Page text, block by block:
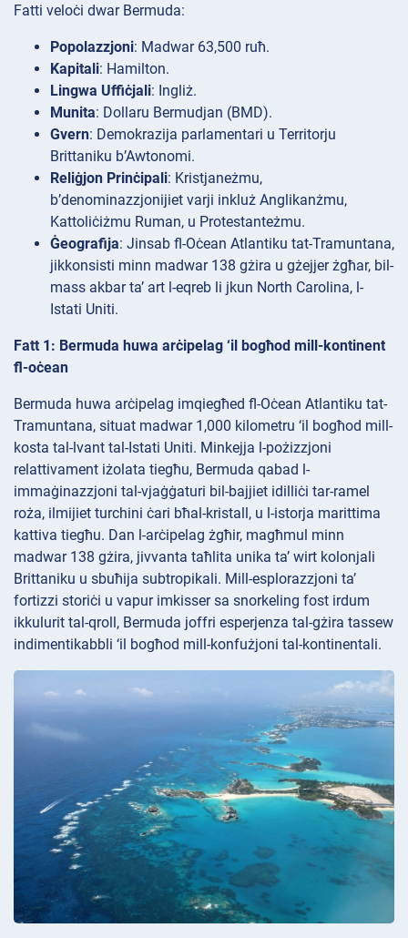
Fatti veloċi dwar Bermuda:
Popolazzjoni: Madwar 63,500 ruħ.
Kapitali: Hamilton.
Lingwa Uffiċjali: Ingliż.
Munita: Dollaru Bermudjan (BMD).
Gvern: Demokrazija parlamentari u Territorju
Brittaniku b’Awtonomi.
Reliġjon Prinċipali: Kristjaneżmu,
b’denominazzjonijiet varji inkluż Anglikanżmu,
Kattoliċiżmu Ruman, u Protestanteżmu.
Ġeografija: Jinsab fl-Oċean Atlantiku tat-Tramuntana,
jikkonsisti minn madwar 138 gżira u gżejjer żgħar, bil-
mass akbar ta’ art l-eqreb li jkun North Carolina, l-
Istati Uniti.
Fatt 1: Bermuda huwa arċipelag ‘il bogħod mill-kontinent
fl-oċean
Bermuda huwa arċipelag imqiegħed fl-Oċean Atlantiku tat-
Tramuntana, situat madwar 1,000 kilometru ‘il bogħod mill-
kosta tal-lvant tal-Istati Uniti. Minkejja l-pożizzjoni
relattivament iżolata tiegħu, Bermuda qabad l-
immaġinazzjoni tal-vjaġġaturi bil-bajjiet idilliċi tar-ramel
roża, ilmijiet turchini ċari bħal-kristall, u l-istorja marittima
kattiva tiegħu. Dan l-arċipelag żgħir, magħmul minn
madwar 138 gżira, jivvanta taħlita unika ta’ wirt kolonjali
Brittaniku u sbuħija subtropikali. Mill-esplorazzjoni ta’
fortizzi storiċi u vapur imkisser sa snorkeling fost irdum
ikkulurit tal-qroll, Bermuda joffri esperjenza tal-gżira tassew
indimentikabbli ‘il bogħod mill-konfużjoni tal-kontinentali.